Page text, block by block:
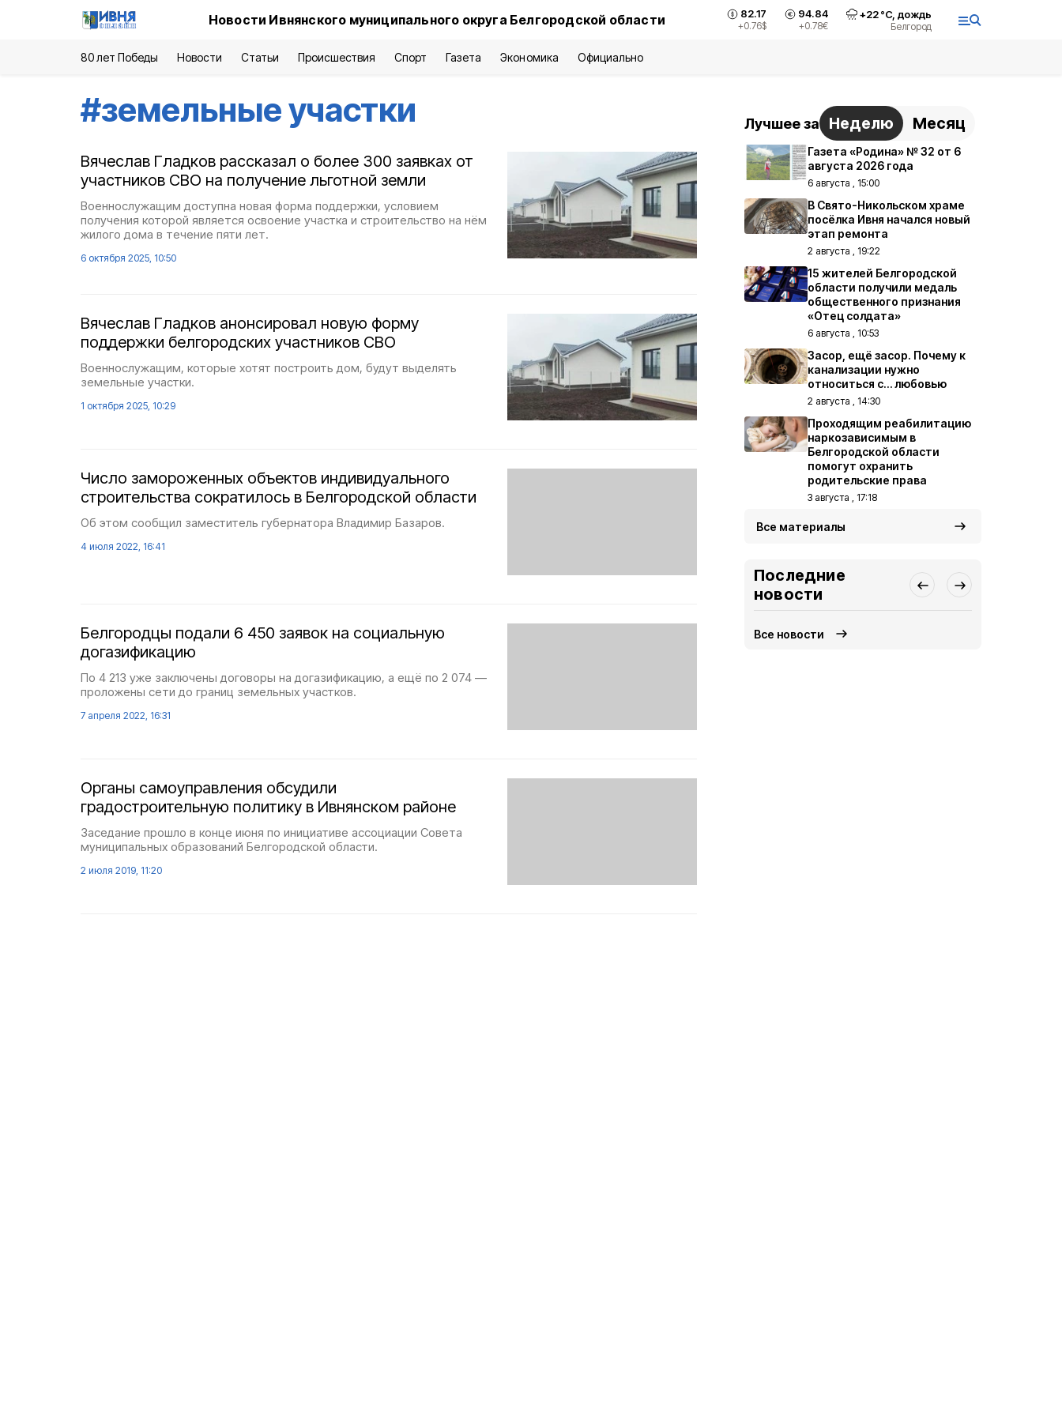
Новости Ивнянского муниципального округа Белгородской области 82.17
+0.76$
94.84
+0.78€
+22°С, дождь
Белгород
80 лет Победы Новости Статьи Происшествия Спорт Газета Экономика Официально
#земельные участки
Вячеслав Гладков рассказал о более 300 заявках от
участников СВО на получение льготной земли
Военнослужащим доступна новая форма поддержки, условием
получения которой является освоение участка и строительство на нём
жилого дома в течение пяти лет.
6 октября 2025, 10:50
Вячеслав Гладков анонсировал новую форму
поддержки белгородских участников СВО
Военнослужащим, которые хотят построить дом, будут выделять
земельные участки.
1 октября 2025, 10:29
Число замороженных объектов индивидуального
строительства сократилось в Белгородской области
Об этом сообщил заместитель губернатора Владимир Базаров.
4 июля 2022, 16:41
Белгородцы подали 6 450 заявок на социальную
догазификацию
По 4 213 уже заключены договоры на догазификацию, а ещё по 2 074 —
проложены сети до границ земельных участков.
7 апреля 2022, 16:31
Органы самоуправления обсудили
градостроительную политику в Ивнянском районе
Заседание прошло в конце июня по инициативе ассоциации Совета
муниципальных образований Белгородской области.
2 июля 2019, 11:20
Лучшее за Неделю Месяц
Газета «Родина» № 32 от 6
августа 2026 года
6 августа , 15:00
В Свято-Никольском храме
посёлка Ивня начался новый
этап ремонта
2 августа , 19:22
15 жителей Белгородской
области получили медаль
общественного признания
«Отец солдата»
6 августа , 10:53
Засор, ещё засор. Почему к
канализации нужно
относиться с… любовью
2 августа , 14:30
Проходящим реабилитацию
наркозависимым в
Белгородской области
помогут охранить
родительские права
3 августа , 17:18
Все материалы
Последние
новости
Все новости